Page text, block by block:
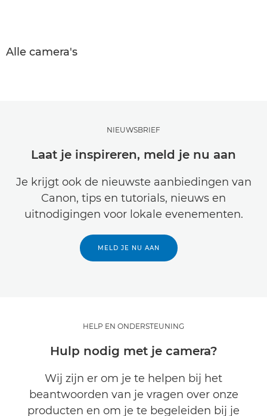
Alle camera's
NIEUWSBRIEF
Laat je inspireren, meld je nu aan
Je krijgt ook de nieuwste aanbiedingen van
Canon, tips en tutorials, nieuws en
uitnodigingen voor lokale evenementen.
MELD JE NU AAN
HELP EN ONDERSTEUNING
Hulp nodig met je camera?
Wij zijn er om je te helpen bij het
beantwoorden van je vragen over onze
producten en om je te begeleiden bij je